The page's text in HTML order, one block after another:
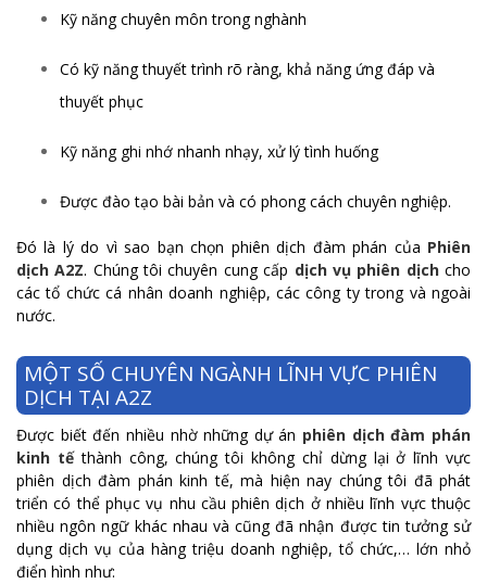
Kỹ năng chuyên môn trong nghành
Có kỹ năng thuyết trình rõ ràng, khả năng ứng đáp và
thuyết phục
Kỹ năng ghi nhớ nhanh nhạy, xử lý tình huống
Được đào tạo bài bản và có phong cách chuyên nghiệp.
Đó là lý do vì sao bạn chọn phiên dịch đàm phán của Phiên
dịch A2Z. Chúng tôi chuyên cung cấp dịch vụ phiên dịchcho
các tổ chức cá nhân doanh nghiệp, các công ty trong và ngoài
nước.
MỘT SỐ CHUYÊN NGÀNH LĨNH VỰC PHIÊN
DỊCH TẠI A2Z
Được biết đến nhiều nhờ những dự án phiên dịch đàm phán
kinh tếthành công, chúng tôi không chỉ dừng lại ở lĩnh vực
phiên dịch đàm phán kinh tế, mà hiện nay chúng tôi đã phát
triển có thể phục vụ nhu cầu phiên dịch ở nhiều lĩnh vực thuộc
nhiều ngôn ngữ khác nhau và cũng đã nhận được tin tưởng sử
dụng dịch vụ của hàng triệu doanh nghiệp, tổ chức,… lớn nhỏ
điển hình như: